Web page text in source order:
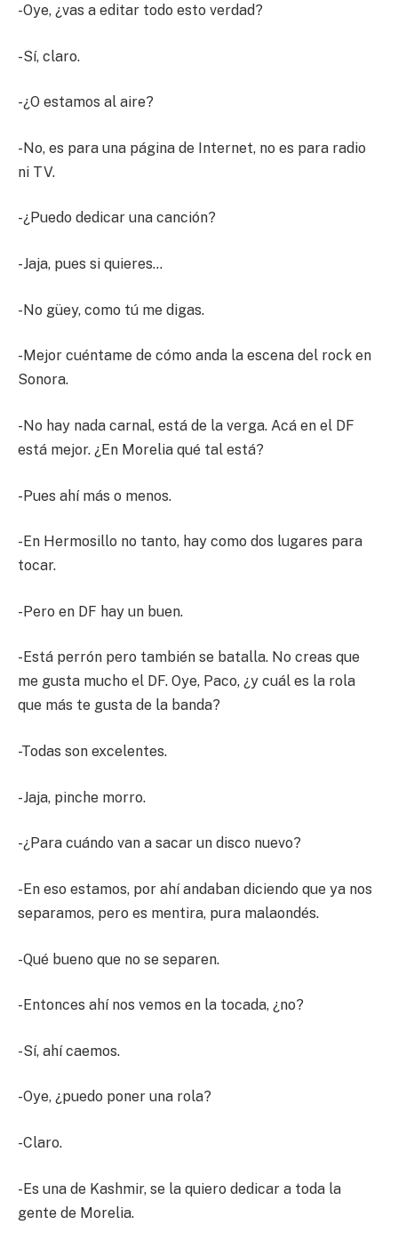
-Oye, ¿vas a editar todo esto verdad?
-Sí, claro.
-¿O estamos al aire?
-No, es para una página de Internet, no es para radio
ni TV.
-¿Puedo dedicar una canción?
-Jaja, pues si quieres…
-No güey, como tú me digas.
-Mejor cuéntame de cómo anda la escena del rock en
Sonora.
-No hay nada carnal, está de la verga. Acá en el DF
está mejor. ¿En Morelia qué tal está?
-Pues ahí más o menos.
-En Hermosillo no tanto, hay como dos lugares para
tocar.
-Pero en DF hay un buen.
-Está perrón pero también se batalla. No creas que
me gusta mucho el DF. Oye, Paco, ¿y cuál es la rola
que más te gusta de la banda?
-Todas son excelentes.
-Jaja, pinche morro.
-¿Para cuándo van a sacar un disco nuevo?
-En eso estamos, por ahí andaban diciendo que ya nos
separamos, pero es mentira, pura malaondés.
-Qué bueno que no se separen.
-Entonces ahí nos vemos en la tocada, ¿no?
-Sí, ahí caemos.
-Oye, ¿puedo poner una rola?
-Claro.
-Es una de Kashmir, se la quiero dedicar a toda la
gente de Morelia.